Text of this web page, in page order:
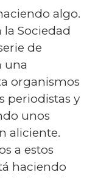
algo.
Sociedad
de
una
organismos
periodistas y
unos
aliciente.
a estos
haciendo